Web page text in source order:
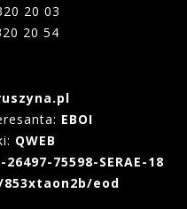
20 03
20 54
EBOI
QWEB
26497-75598-SERAE-18
853xtaon2b/eod